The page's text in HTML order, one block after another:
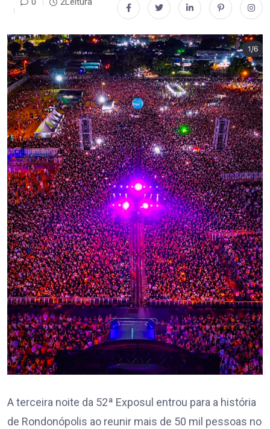
A terceira noite da 52ª Exposul entrou para a história
de Rondonópolis ao reunir mais de 50 mil pessoas no